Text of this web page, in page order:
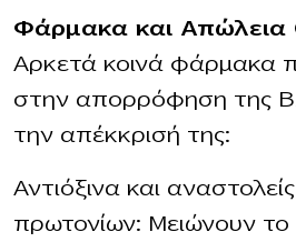
Φάρμακα και Απώλεια
Αρκετά κοινά φάρμακα
στην απορρόφηση της
την απέκκρισή της:
Αντιόξινα και
πρωτονίων: Μειώνουν το